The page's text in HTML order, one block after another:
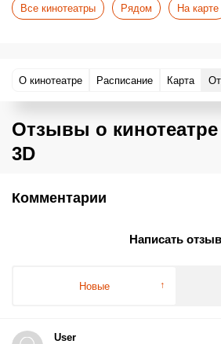
Все кинотеатры Рядом На карте
О кинотеатре Расписание Карта
Отзывы о кинотеатре
3D
Комментарии
Новые
Написать отзыв
User